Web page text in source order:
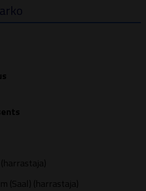
(Saal) (harrastaja)